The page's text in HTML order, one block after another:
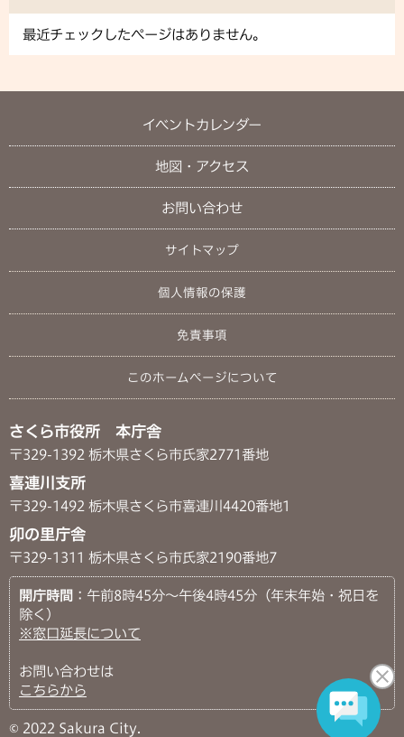
最近チェックしたページはありません。
イベントカレンダー
地図・アクセス
お問い合わせ
サイトマップ
個人情報の保護
免責事項
このホームページについて
さくら市役所 本庁舎
〒329-1392 栃木県さくら市氏家2771番地
喜連川支所
〒329-1492 栃木県さくら市喜連川4420番地1
卯の里庁舎
〒329-1311 栃木県さくら市氏家2190番地7
開庁時間 ：午前8時45分～午後4時45分（年末年始・祝日を
除く）
※窓口延長について
お問い合わせは
こちらから
© 2022 Sakura City.